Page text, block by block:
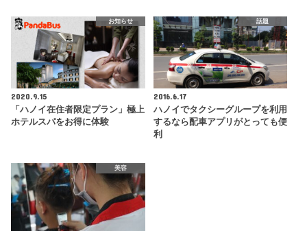
お知らせ
2020.9.15
「ハノイ在住者限定プラン」極上
ホテルスパをお得に体験
話題
2016.6.17
ハノイでタクシーグループを利用
するなら配車アプリがとっても便
利
美容